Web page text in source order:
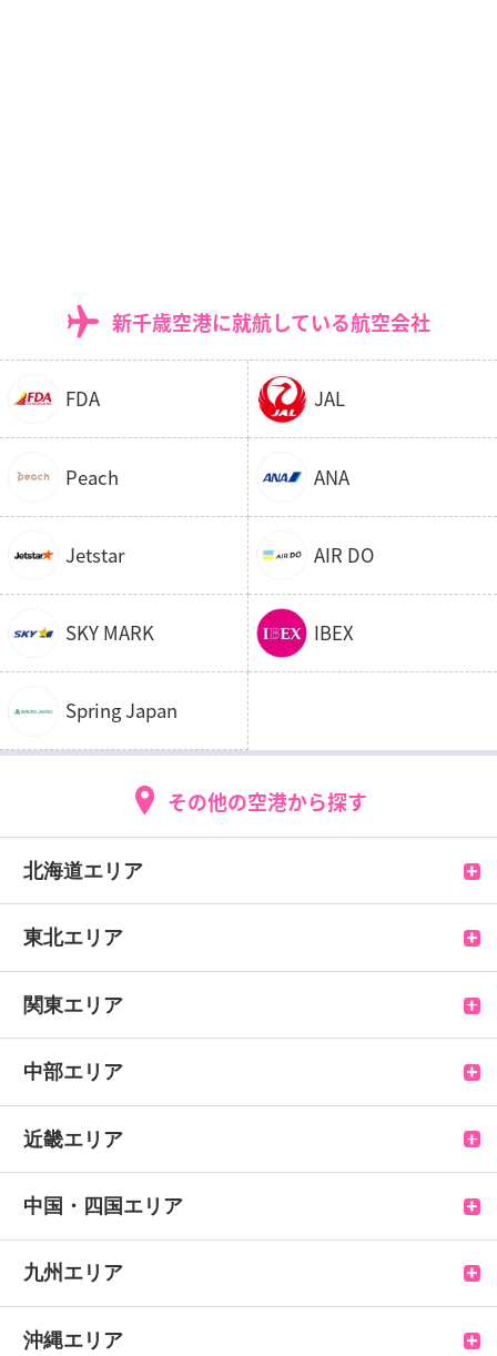
新千歳空港に就航している航空会社
FDA JAL
Peach ANA
Jetstar AIR DO
SKY MARK IBEX
Spring Japan
その他の空港から探す
北海道エリア
新千歳空港
函館空港
帯広空港
旭川空港
釧路空港
中標津空港
紋別空港
東北エリア
青森空港
大館能代空港
花巻空港
三沢空港
秋田空港
庄内空港
関東エリア
羽田空港
成田空港
八丈島空港
茨城空港
中部エリア
富山空港
小松空港
能登空港
新潟空港
近畿エリア
伊丹空港
関西空港
南紀白浜空港
中国・四国エリア
鳥取空港
米子空港
九州エリア
福岡空港
沖縄エリア